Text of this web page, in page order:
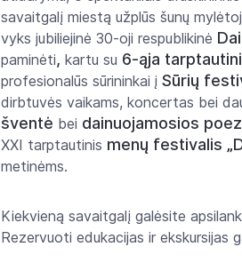
savaitgalį miestą užplūs šunų
vyks jubiliejinė 30-oji respublikinė
paminėti, kartu su 6-ąja
profesionalūs sūrininkai į Sūrių
dirbtuvės vaikams, koncertas bei
šventė bei dainuojamosios
XXI tarptautinis menų festivalis
metinėms.
Kiekvieną savaitgalį galėsite
Rezervuoti edukacijas ir ekskursijas